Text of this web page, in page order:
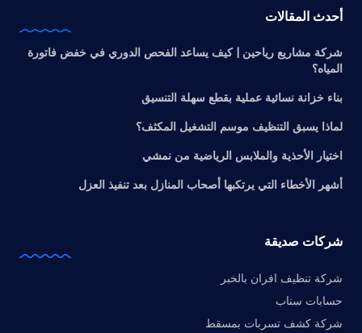
أحدث المقالات
شركة مشاريع رياحين | كيف يساعد الفحص الدوري في خفض فاتورة
المياه؟
بناء خزانة نسائية عملية بقطع سهلة التنسيق
لماذا يسبق التنظيف موسم التشغيل المكثف؟
اختيار الأحذية والملابس الرياضية من نمشي
أشهر الأخطاء التي يرتكبها أصحاب المنازل بعد تنفيذ العزل
شركات صديقة
شركة تنظيف افران بالخبر
حسابات سناب
شركة كشف تسربات بمسقط